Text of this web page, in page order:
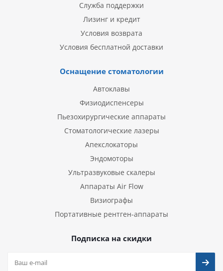
Служба поддержки
Лизинг и кредит
Условия возврата
Условия бесплатной доставки
Оснащение стоматологии
Автоклавы
Физиодиспенсеры
Пьезохирургические аппараты
Стоматологические лазеры
Апекслокаторы
Эндомоторы
Ультразвуковые скалеры
Аппараты Air Flow
Визиографы
Портативные рентген-аппараты
Подписка на скидки